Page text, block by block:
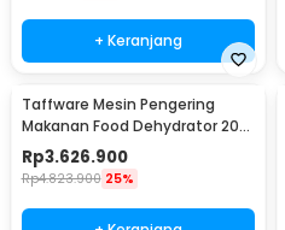
+ Keranjang
Taffware Mesin Pengering
Makanan Food Dehydrator 20
Layer 220V 2300W - LT-39
Rp3.626.900
Rp4.823.900 25%